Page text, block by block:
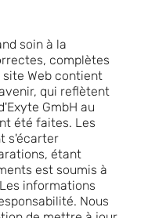
soin à la
complètes
Web contient
qui reflètent
GmbH au
été faites. Les
s'écarter
étant
est soumis à
informations
Nous